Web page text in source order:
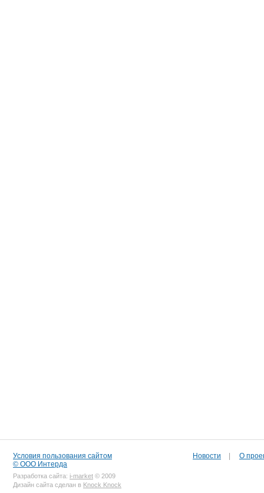
Условия пользования сайтом
© ООО Интерда
Разработка сайта: i-market © 2009
Дизайн сайта сделан в Knock Knock
Новости О